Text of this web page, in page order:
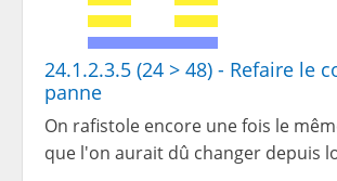
24.1.2.3.5 (24 > 48) - Refaire le
panne
On rafistole encore une fois le
que l'on aurait dû changer depuis